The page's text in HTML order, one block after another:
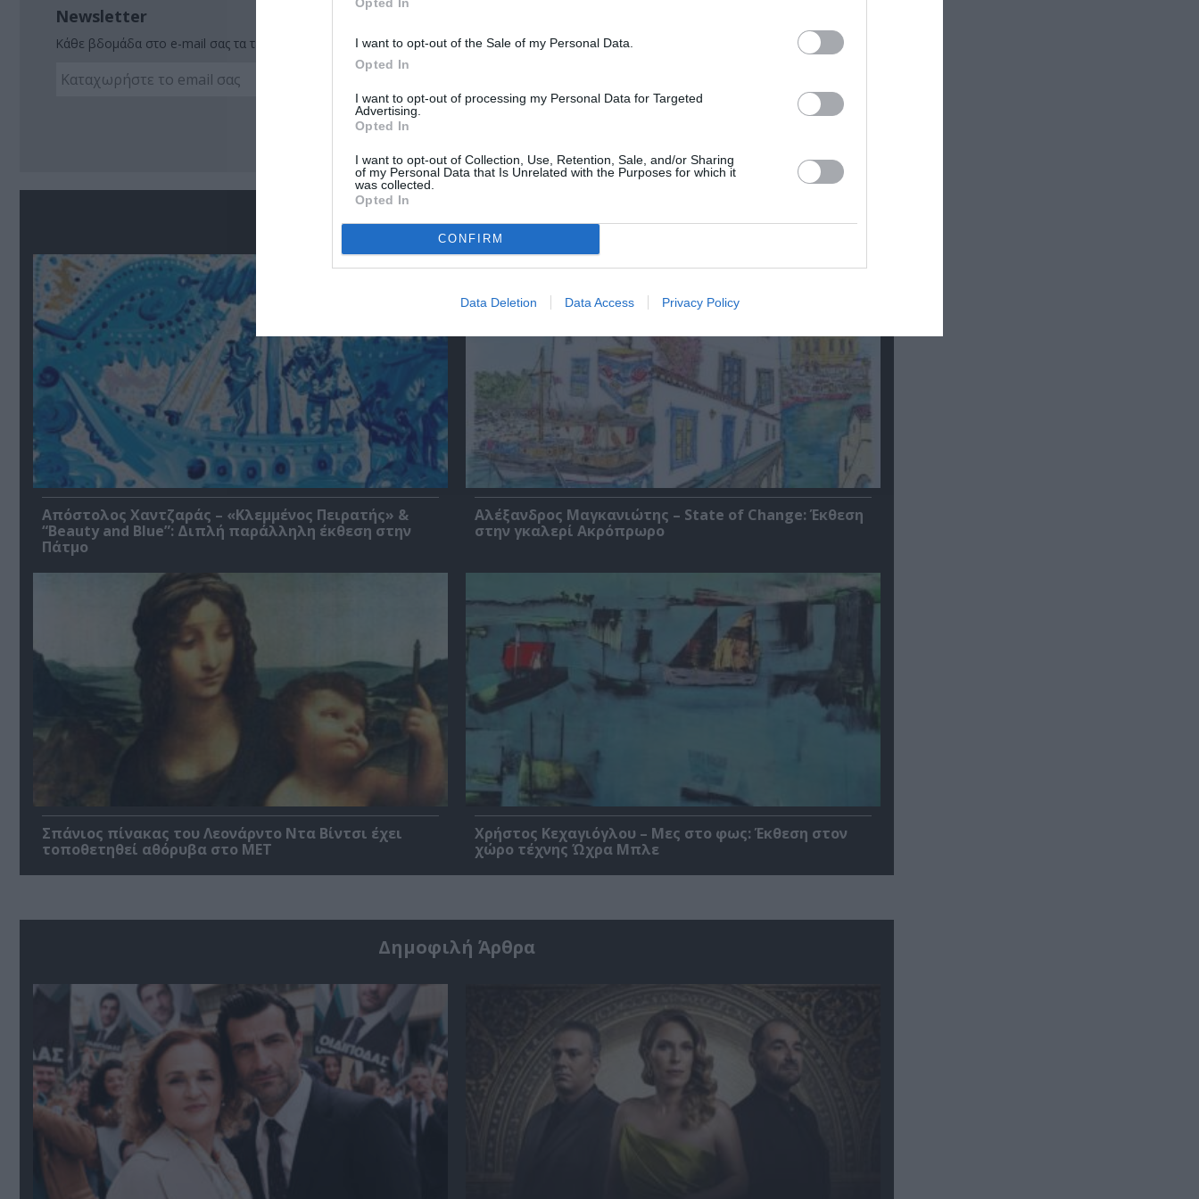
I want to opt-out of the Sale of my Personal Data.
Opted In
I want to opt-out of processing my Personal Data for Targeted
Advertising.
Opted In
I want to opt-out of Collection, Use, Retention, Sale, and/or Sharing
of my Personal Data that Is Unrelated with the Purposes for which it
was collected.
Opted In
CONFIRM
Data Deletion Data Access Privacy Policy
Newsletter
Κάθε βδομάδα στο e-mail σας τα τελευταία νέα για την Τέχνη και τον Πολιτισμό!
Ακολουθήστε το Culturenow.gr
Σχετικά Άρθρα
Απόστολος Χαντζαράς – «Κλεμμένος Πειρατής» &
“Beauty and Blue”: Διπλή παράλληλη έκθεση στην
Πάτμο
Αλέξανδρος Μαγκανιώτης – State of Change: Έκθεση
στην γκαλερί Ακρόπρωρο
Σπάνιος πίνακας του Λεονάρντο Ντα Βίντσι έχει
τοποθετηθεί αθόρυβα στο MET
Χρήστος Κεχαγιόγλου – Μες στο φως: Έκθεση στον
χώρο τέχνης Ώχρα Μπλε
Δημοφιλή Άρθρα